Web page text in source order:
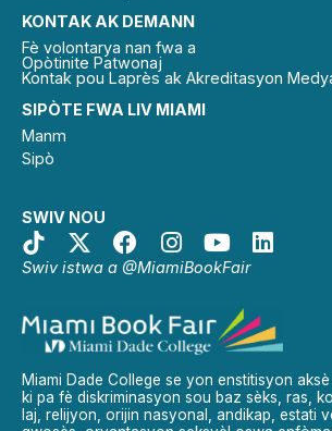
SIPÒTE FWA LIV MIAMI
Manm
Sipò
SWIV NOU
Swiv istwa a @MiamiBookFair
KONTAK AK DEMANN
Fè volontarya nan fwa a
Opòtinite Patwonaj
Kontak pou Laprès ak Akreditasyon
Miami Dade College se yon enstitisyon
ki pa fè diskriminasyon sou baz sèks, ras,
laj, relijyon, orijin nasyonal, andikap, estati